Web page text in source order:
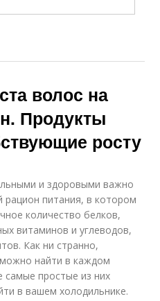
волос на
Продукты
росту
и здоровыми важно
питания, в котором
количество белков,
витаминов и углеводов,
Как ни странно,
найти в каждом
самые простые из них
в вашем холодильнике.